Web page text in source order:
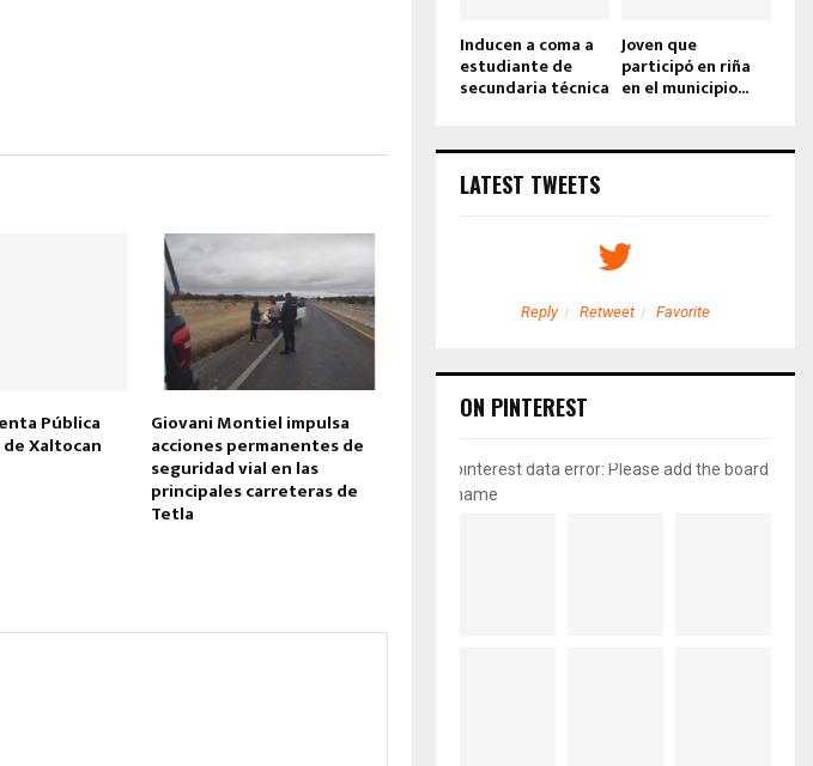
Pública
Xaltocan
Giovani Montiel impulsa
acciones permanentes de
seguridad vial en las
principales carreteras de
Tetla
Inducen a coma a
estudiante de
secundaria técnica
Joven que
participó en riña
en el municipio...
LATEST TWEETS
Reply Retweet Favorite Reply Retweet Favorite
ON PINTEREST
pinterest data error: Please add the board
name